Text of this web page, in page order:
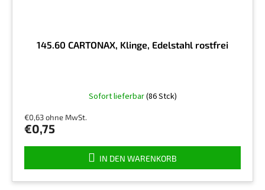
145.60 CARTONAX, Klinge, Edelstahl rostfrei
Sofort lieferbar(86 Stck)
€0,63 ohne MwSt.
€0,75
IN DEN WARENKORB